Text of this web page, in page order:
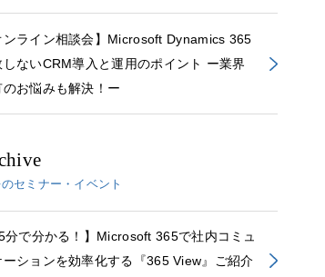
ンライン相談会】Microsoft Dynamics 365
しないCRM導入と運用のポイント ー業界
のお悩みも解決！ー
セミナー・イベント
分で分かる！】Microsoft 365で社内コミュ
ーションを効率化する『365 View』ご紹介